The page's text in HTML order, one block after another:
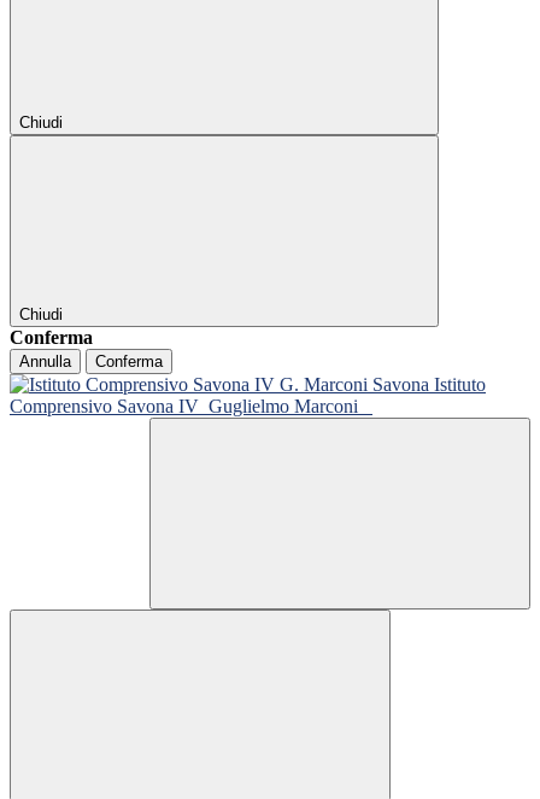
Chiudi
Chiudi
Conferma
Annulla Conferma
Istituto
Comprensivo Savona IV Guglielmo Marconi